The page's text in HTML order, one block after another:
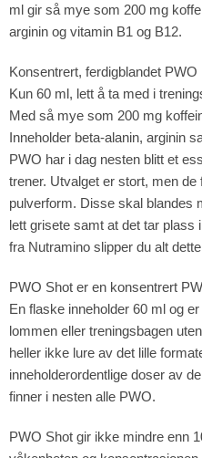
ml gir så mye som 200 mg
arginin og vitamin B1 og B12.
Konsentrert, ferdigblandet PWO
Kun 60 ml, lett å ta med i
Med så mye som 200 mg
Inneholder beta-alanin, arginin
PWO har i dag nesten blitt et
trener. Utvalget er stort, men
pulverform. Disse skal blandes
lett grisete samt at det tar plass
fra Nutramino slipper du alt
PWO Shot er en konsentrert
En flaske inneholder 60 ml og
lommen eller treningsbagen
heller ikke lure av det lille
inneholderordentlige doser av
finner i nesten alle PWO.
PWO Shot gir ikke mindre enn